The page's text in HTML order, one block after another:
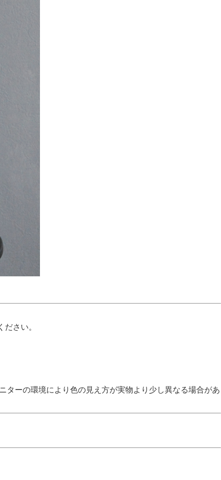
さい。
ーの環境により色の見え方が実物より少し異なる場合があ